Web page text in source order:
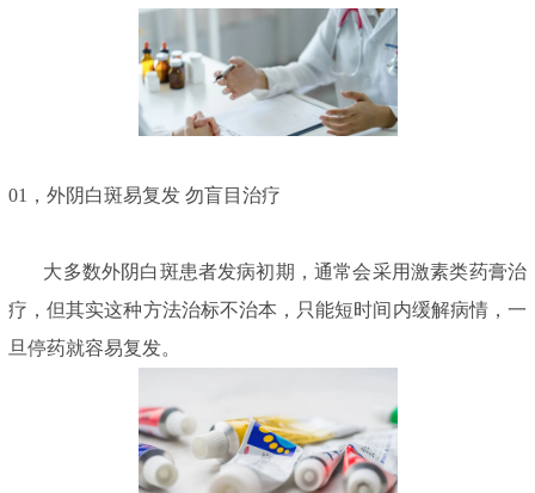
01，外阴白斑易复发 勿盲目治疗
大多数外阴白斑患者发病初期，通常会采用激素类药膏治
疗，但其实这种方法治标不治本，只能短时间内缓解病情，一
旦停药就容易复发。